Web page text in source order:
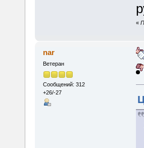
«
nar
Ветеран
Сообщений: 312
+26/-27